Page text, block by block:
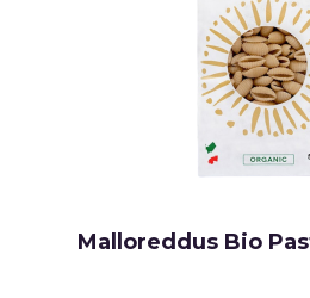
Malloreddus Bio